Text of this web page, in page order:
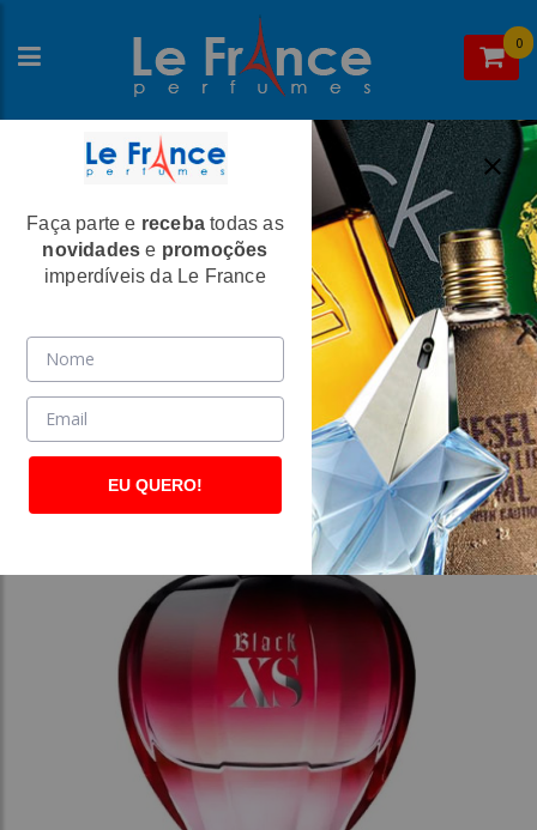
0
Home>Paco Rabanne>Perfumes Femininos
Black XS Feminino Eau de Parfum - Paco
Rabanne
(2543)
Faça parte e receba todas as
novidades e promoções
imperdíveis da Le France
EU QUERO!